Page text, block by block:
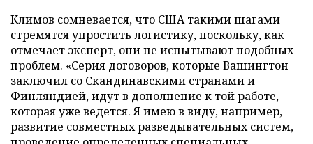
Климов сомневается, что США такими шагами
стремятся упростить логистику, поскольку, как
отмечает эксперт, они не испытывают подобных
проблем. «Серия договоров, которые Вашингтон
заключил со Скандинавскими странами и
Финляндией, идут в дополнение к той работе,
которая уже ведется. Я имею в виду, например,
развитие совместных разведывательных систем,